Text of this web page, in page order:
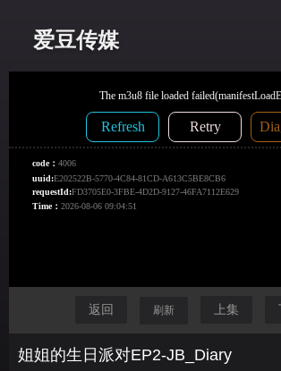
爱豆传媒
返回 刷新 上集
姐姐的生日派对EP2-JB_Diary